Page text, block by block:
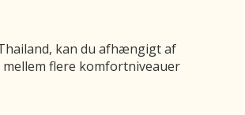
kan du afhængigt af
flere komfortniveauer